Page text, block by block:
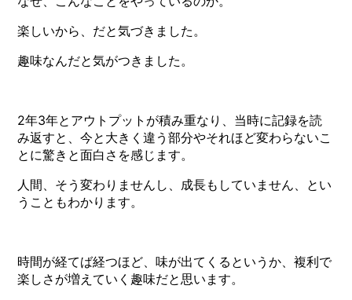
楽しいから、だと気づきました。
趣味なんだと気がつきました。
2年3年とアウトプットが積み重なり、当時に記録を読
み返すと、今と大きく違う部分やそれほど変わらないこ
とに驚きと面白さを感じます。
人間、そう変わりませんし、成長もしていません、とい
うこともわかります。
時間が経てば経つほど、味が出てくるというか、複利で
楽しさが増えていく趣味だと思います。